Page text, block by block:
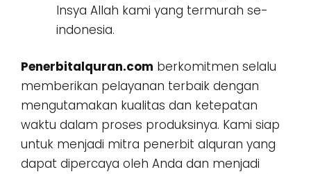
Insya Allah kami yang termurah se-
indonesia.
Penerbitalquran.com berkomitmen selalu
memberikan pelayanan terbaik dengan
mengutamakan kualitas dan ketepatan
waktu dalam proses produksinya. Kami siap
untuk menjadi mitra penerbit alquran yang
dapat dipercaya oleh Anda dan menjadi